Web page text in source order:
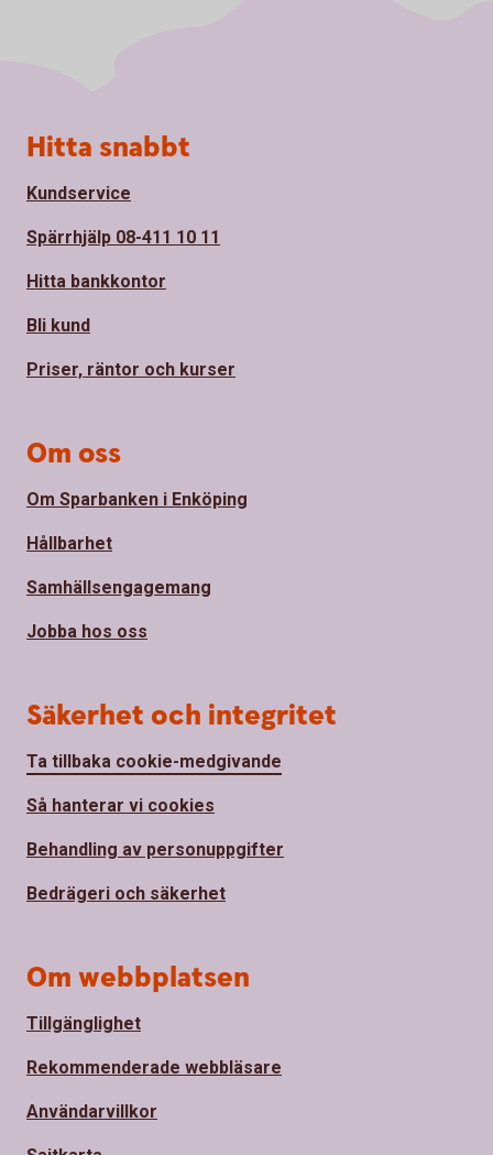
Sidfot
Hitta snabbt
Kundservice
Spärrhjälp 08-411 10 11
Hitta bankkontor
Bli kund
Priser, räntor och kurser
Om oss
Om Sparbanken i Enköping
Hållbarhet
Samhällsengagemang
Jobba hos oss
Säkerhet och integritet
Ta tillbaka cookie-medgivande
Så hanterar vi cookies
Behandling av personuppgifter
Bedrägeri och säkerhet
Om webbplatsen
Tillgänglighet
Rekommenderade webbläsare
Användarvillkor